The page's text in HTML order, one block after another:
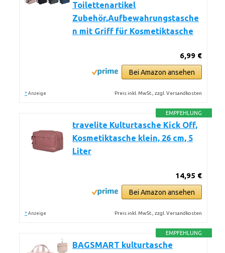
Toilettenartikel
Zubehör,Aufbewahrungstasche
n mit Griff für Kosmetiktasche
6,99 €
Bei Amazon ansehen
* Anzeige Preis inkl. MwSt., zzgl. Versandkosten
EMPFEHLUNG
travelite Kulturtasche Kick Off,
Kosmetiktasche klein, 26 cm, 5
Liter
14,95 €
Bei Amazon ansehen
* Anzeige Preis inkl. MwSt., zzgl. Versandkosten
EMPFEHLUNG
BAGSMART kulturtasche